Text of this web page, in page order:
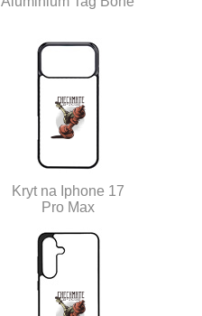
Kryt na Iphone 17
Pro Max